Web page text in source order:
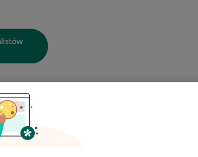
Paweł Kowalski
na poziomie samej diagnozy. Częściej decydują
sposób udokumentowania decyzji, opis ryzyka,